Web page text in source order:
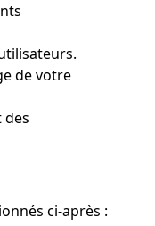
de votre
des
ci-après :